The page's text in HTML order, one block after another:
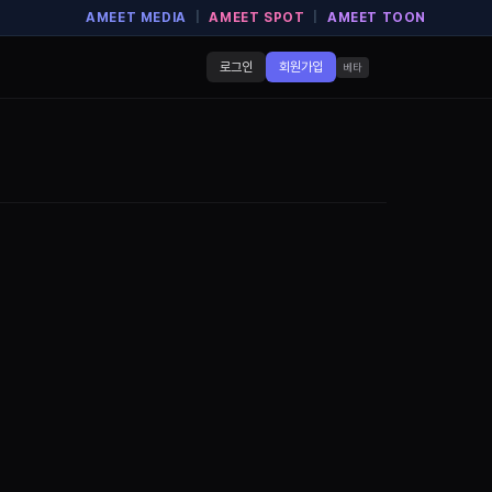
AMEET MEDIA AMEET SPOT AMEET TOON
로그인 회원가입 베타